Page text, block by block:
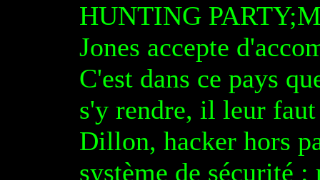
HUNTING
Jones accepte
C'est dans ce pays
s'y rendre, il leur
Dillon, hacker hors
système de sécurité